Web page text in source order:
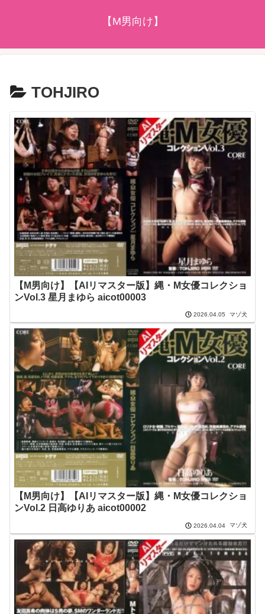
【M男向け】
TOHJIRO
【M男向け】【AIリマスター版】縄・M女優コレクショ
ンVol.3 星月まゆら aicot00003
2026.04.05 マゾ犬
【M男向け】【AIリマスター版】縄・M女優コレクショ
ンVol.2 日高ゆりあ aicot00002
2026.04.04 マゾ犬